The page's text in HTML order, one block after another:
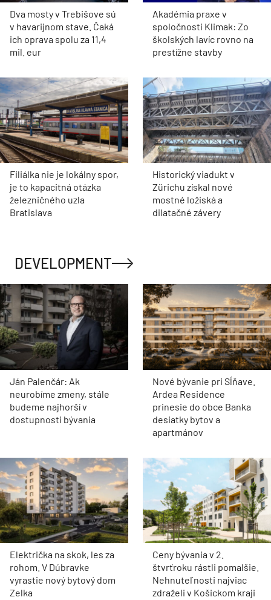
Dva mosty v Trebišove sú
v havarijnom stave. Čaká
ich oprava spolu za 11,4
mil. eur
Akadémia praxe v
spoločnosti Klimak: Zo
školských lavíc rovno na
prestížne stavby
Filiálka nie je lokálny spor,
je to kapacitná otázka
železničného uzla
Bratislava
Historický viadukt v
Zürichu získal nové
mostné ložiská a
dilatačné závery
DEVELOPMENT
Ján Palenčár: Ak
neurobíme zmeny, stále
budeme najhorší v
dostupnosti bývania
Nové bývanie pri Sĺňave.
Ardea Residence
prinesie do obce Banka
desiatky bytov a
apartmánov
Električka na skok, les za
rohom. V Dúbravke
vyrastie nový bytový dom
Zelka
Ceny bývania v 2.
štvrťroku rástli pomalšie.
Nehnuteľnosti najviac
zdraželi v Košickom kraji